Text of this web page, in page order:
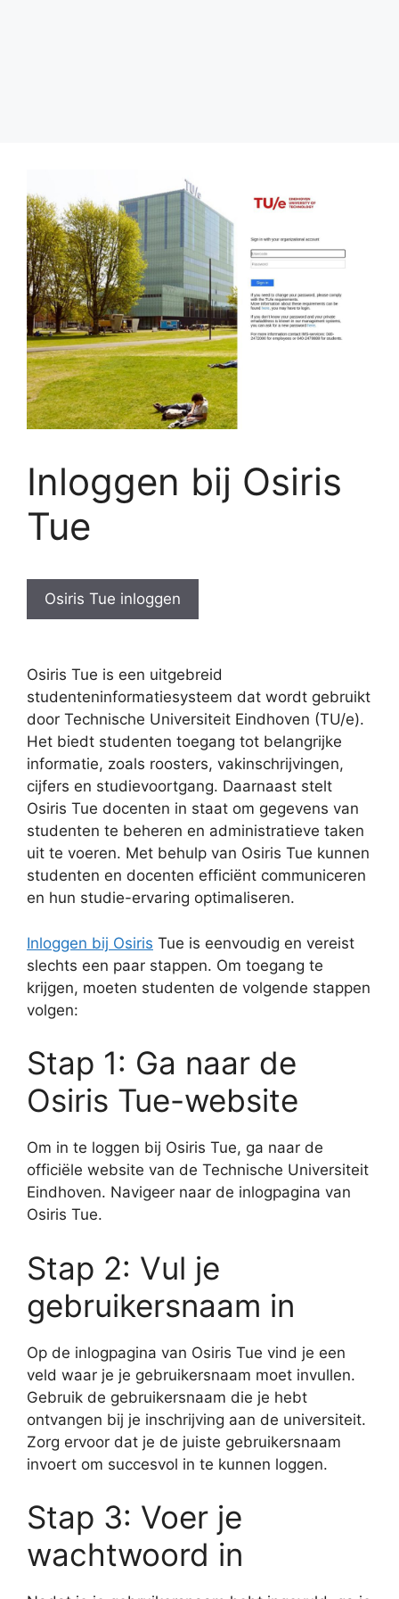
Inloggen bij Osiris
Tue
Osiris Tue inloggen
Osiris Tue is een uitgebreid
studenteninformatiesysteem dat wordt gebruikt
door Technische Universiteit Eindhoven (TU/e).
Het biedt studenten toegang tot belangrijke
informatie, zoals roosters, vakinschrijvingen,
cijfers en studievoortgang. Daarnaast stelt
Osiris Tue docenten in staat om gegevens van
studenten te beheren en administratieve taken
uit te voeren. Met behulp van Osiris Tue kunnen
studenten en docenten efficiënt communiceren
en hun studie-ervaring optimaliseren.
Inloggen bij Osiris Tue is eenvoudig en vereist
slechts een paar stappen. Om toegang te
krijgen, moeten studenten de volgende stappen
volgen:
Stap 1: Ga naar de
Osiris Tue-website
Om in te loggen bij Osiris Tue, ga naar de
officiële website van de Technische Universiteit
Eindhoven. Navigeer naar de inlogpagina van
Osiris Tue.
Stap 2: Vul je
gebruikersnaam in
Op de inlogpagina van Osiris Tue vind je een
veld waar je je gebruikersnaam moet invullen.
Gebruik de gebruikersnaam die je hebt
ontvangen bij je inschrijving aan de universiteit.
Zorg ervoor dat je de juiste gebruikersnaam
invoert om succesvol in te kunnen loggen.
Stap 3: Voer je
wachtwoord in